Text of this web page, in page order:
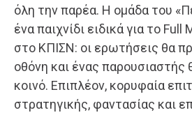
όλη την παρέα. H ομάδα του
ένα παιχνίδι ειδικά για το
στο ΚΠΙΣΝ: οι ερωτήσεις θα
οθόνη και ένας παρουσιαστής
κοινό. Επιπλέον, κορυφαία
στρατηγικής, φαντασίας και